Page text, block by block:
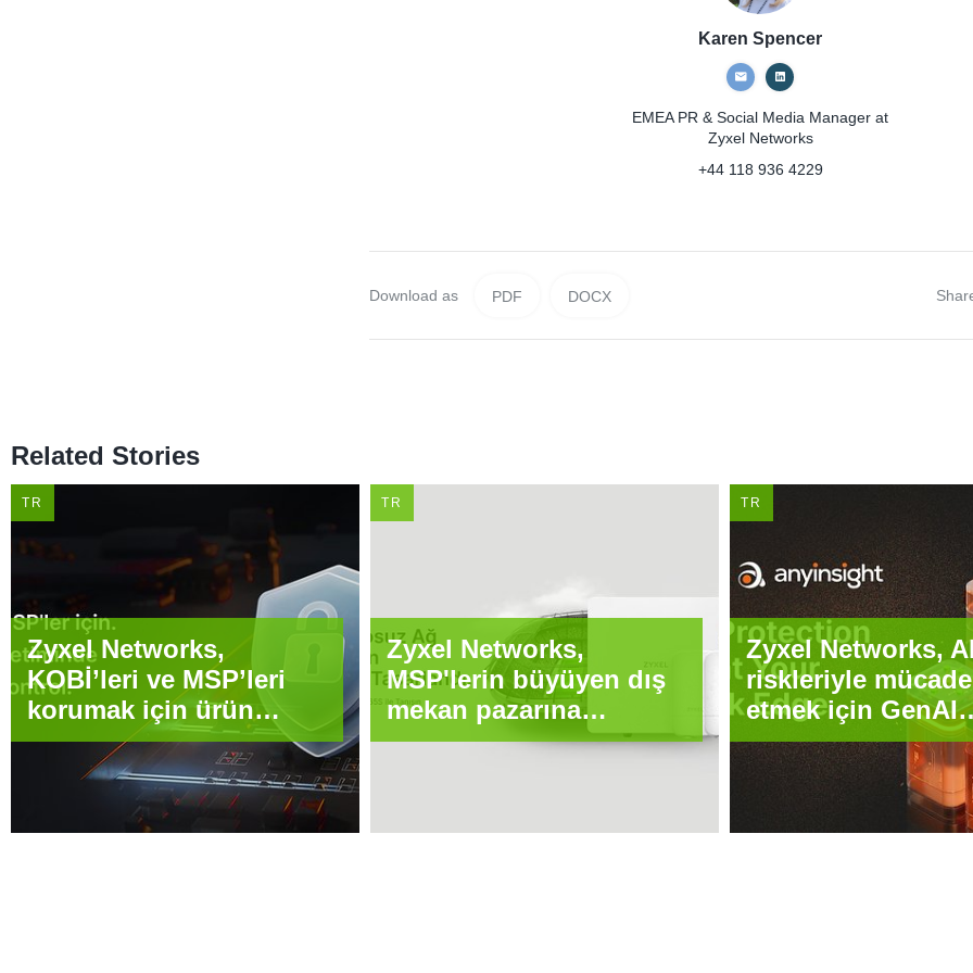
Karen Spencer
EMEA PR & Social Media Manager at
Zyxel Networks
+44 118 936 4229
Download as PDF DOCX
Related Stories
TR
Zyxel Networks,
KOBİ’leri ve MSP’leri
korumak için ürün
güvenlik yönetişimini
geliştiriyor
TR
Zyxel Networks,
MSP'lerin büyüyen dış
mekan pazarına
yönelmelerine yardımcı
sürdüğünü duyurdu
TR
Zyxel Networks,
riskleriyle
etmek için GenAI
Protection
piyasaya sürdü